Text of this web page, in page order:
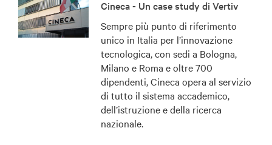
Cineca - Un case study di Vertiv
Sempre più punto di riferimento
unico in Italia per l’innovazione
tecnologica, con sedi a Bologna,
Milano e Roma e oltre 700
dipendenti, Cineca opera al servizio
di tutto il sistema accademico,
dell’istruzione e della ricerca
nazionale.